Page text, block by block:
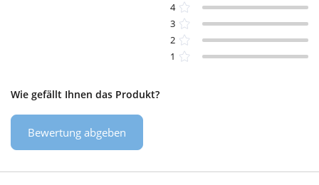
4
3
2
1
Wie gefällt Ihnen das Produkt?
Bewertung abgeben